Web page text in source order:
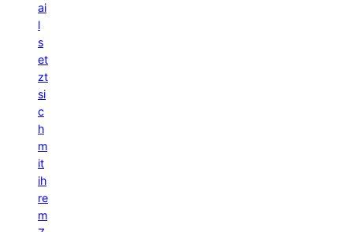
ai
l
s
et
zt
si
c
h
m
it
ih
re
m